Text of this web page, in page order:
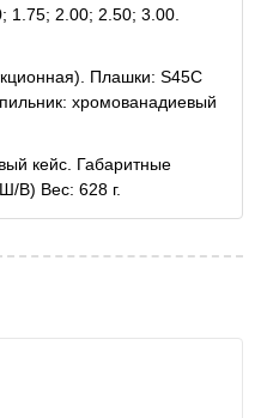
1.75; 2.00; 2.50; 3.00.
Плашки: S45C
хромованадиевый
кейс. Габаритные
В) Вес: 628 г.